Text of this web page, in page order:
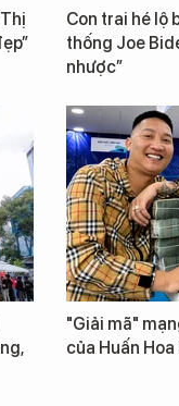
Con trai hé lộ
thống Joe
nhược”
"Giải mã"
của Huấn Hoa